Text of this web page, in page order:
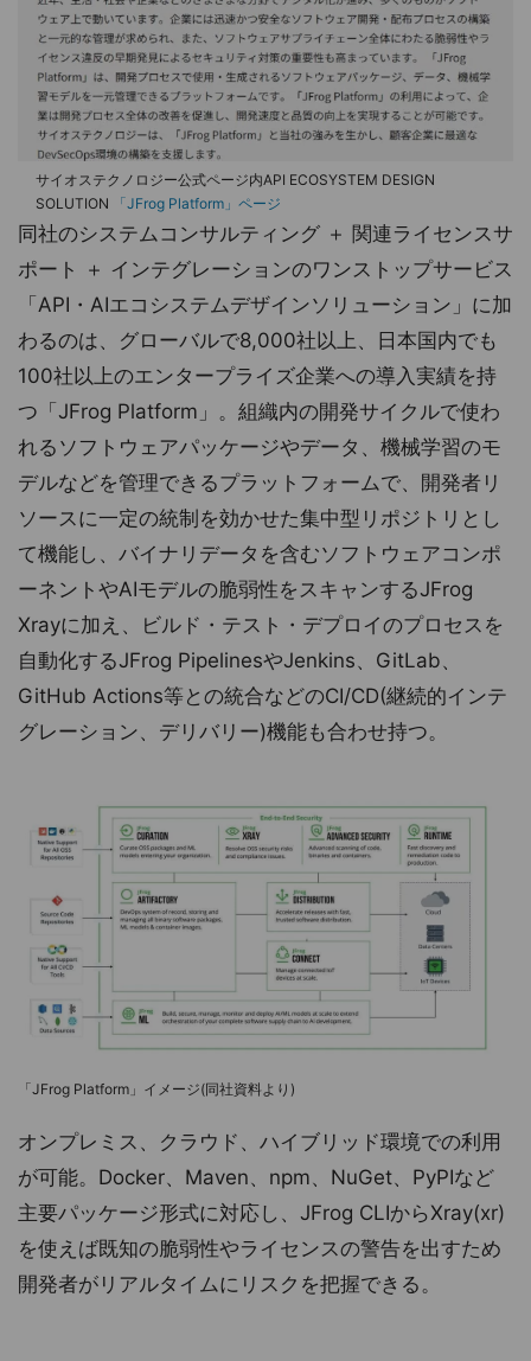
サイオステクノロジー公式ページ内API ECOSYSTEM DESIGN
SOLUTION
「JFrog Platform」ページ
同社のシステムコンサルティング ＋ 関連ライセンスサ
ポート ＋ インテグレーションのワンストップサービス
「API・AIエコシステムデザインソリューション」に加
わるのは、グローバルで8,000社以上、日本国内でも
100社以上のエンタープライズ企業への導入実績を持
つ「JFrog Platform」。組織内の開発サイクルで使わ
れるソフトウェアパッケージやデータ、機械学習のモ
デルなどを管理できるプラットフォームで、開発者リ
ソースに一定の統制を効かせた集中型リポジトリとし
て機能し、バイナリデータを含むソフトウェアコンポ
ーネントやAIモデルの脆弱性をスキャンするJFrog
Xrayに加え、ビルド・テスト・デプロイのプロセスを
自動化するJFrog PipelinesやJenkins、GitLab、
GitHub Actions等との統合などのCI/CD(継続的インテ
グレーション、デリバリー)機能も合わせ持つ。
「JFrog Platform」イメージ(同社資料より)
オンプレミス、クラウド、ハイブリッド環境での利用
が可能。Docker、Maven、npm、NuGet、PyPIなど
主要パッケージ形式に対応し、JFrog CLIからXray(xr)
を使えば既知の脆弱性やライセンスの警告を出すため
開発者がリアルタイムにリスクを把握できる。